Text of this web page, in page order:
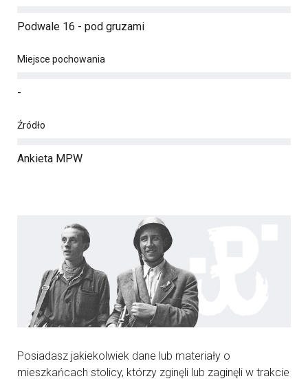
Podwale 16 - pod gruzami
Miejsce pochowania
-
Źródło
Ankieta MPW
Posiadasz jakiekolwiek dane lub materiały o
mieszkańcach stolicy, którzy zginęli lub zaginęli w trakcie